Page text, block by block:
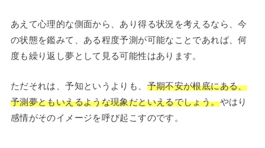
あえて心理的な側面から、あり得る状況を考えるなら、今
の状態を鑑みて、ある程度予測が可能なことであれば、何
度も繰り返し夢として見る可能性はあります。
ただそれは、予知というよりも、 予期不安が根底にある、
予測夢ともいえるような現象だといえるでしょう。やはり
感情がそのイメージを呼び起こすのです。